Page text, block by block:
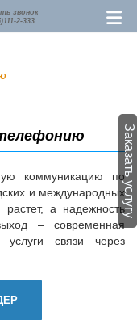
Заказать услугу
звонок
2-333
коммуникацию по
и международных
а надежность
– современная
услуги связи через